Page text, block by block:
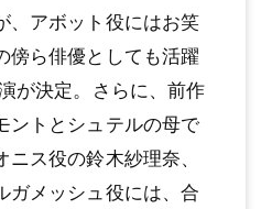
、アボット役にはお笑
傍ら俳優としても活躍
が決定。さらに、前作
ントとシュテルの⺟で
ス役の鈴⽊紗理奈、
ガメッシュ役には、合